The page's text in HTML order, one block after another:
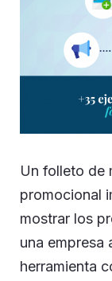
Un folleto de
promocional
mostrar los
una empresa
herramienta